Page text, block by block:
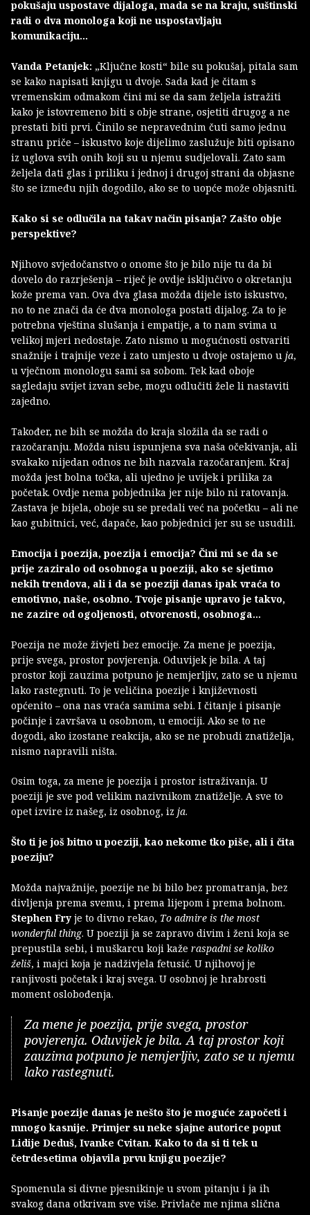
pokušaju uspostave dijaloga, mada se na kraju, suštinski
radi o dva monologa koji ne uspostavljaju
komunikaciju…
Vanda Petanjek: „Ključne kosti“ bile su pokušaj, pitala sam
se kako napisati knjigu u dvoje. Sada kad je čitam s
vremenskim odmakom čini mi se da sam željela istražiti
kako je istovremeno biti s obje strane, osjetiti drugog a ne
prestati biti prvi. Činilo se nepravednim čuti samo jednu
stranu priče – iskustvo koje dijelimo zaslužuje biti opisano
iz uglova svih onih koji su u njemu sudjelovali. Zato sam
željela dati glas i priliku i jednoj i drugoj strani da objasne
što se između njih dogodilo, ako se to uopće može objasniti.
Kako si se odlučila na takav način pisanja? Zašto obje
perspektive?
Njihovo svjedočanstvo o onome što je bilo nije tu da bi
dovelo do razrješenja – riječ je ovdje isključivo o okretanju
kože prema van. Ova dva glasa možda dijele isto iskustvo,
no to ne znači da će dva monologa postati dijalog. Za to je
potrebna vještina slušanja i empatije, a to nam svima u
velikoj mjeri nedostaje. Zato nismo u mogućnosti ostvariti
snažnije i trajnije veze i zato umjesto u dvoje ostajemo u ja,
u vječnom monologu sami sa sobom. Tek kad oboje
sagledaju svijet izvan sebe, mogu odlučiti žele li nastaviti
zajedno.
Također, ne bih se možda do kraja složila da se radi o
razočaranju. Možda nisu ispunjena sva naša očekivanja, ali
svakako nijedan odnos ne bih nazvala razočaranjem. Kraj
možda jest bolna točka, ali ujedno je uvijek i prilika za
početak. Ovdje nema pobjednika jer nije bilo ni ratovanja.
Zastava je bijela, oboje su se predali već na početku – ali ne
kao gubitnici, već, dapače, kao pobjednici jer su se usudili.
Emocija i poezija, poezija i emocija? Čini mi se da se
prije zaziralo od osobnoga u poeziji, ako se sjetimo
nekih trendova, ali i da se poeziji danas ipak vraća to
emotivno, naše, osobno. Tvoje pisanje upravo je takvo,
ne zazire od ogoljenosti, otvorenosti, osobnoga...
Poezija ne može živjeti bez emocije. Za mene je poezija,
prije svega, prostor povjerenja. Oduvijek je bila. A taj
prostor koji zauzima potpuno je nemjerljiv, zato se u njemu
lako rastegnuti. To je veličina poezije i književnosti
općenito – ona nas vraća samima sebi. I čitanje i pisanje
počinje i završava u osobnom, u emociji. Ako se to ne
dogodi, ako izostane reakcija, ako se ne probudi znatiželja,
nismo napravili ništa.
Osim toga, za mene je poezija i prostor istraživanja. U
poeziji je sve pod velikim nazivnikom znatiželje. A sve to
opet izvire iz našeg, iz osobnog, iz ja.
Što ti je još bitno u poeziji, kao nekome tko piše, ali i čita
poeziju?
Možda najvažnije, poezije ne bi bilo bez promatranja, bez
divljenja prema svemu, i prema lijepom i prema bolnom.
Stephen Fryje to divno rekao, To admire is the most
wonderful thing. U poeziji ja se zapravo divim i ženi koja se
prepustila sebi, i muškarcu koji kaže raspadni se koliko
želiš, i majci koja je nadživjela fetusić. U njihovoj je
ranjivosti početak i kraj svega. U osobnoj je hrabrosti
moment oslobođenja.
Za mene je poezija, prije svega, prostor
povjerenja. Oduvijek je bila. A taj prostor koji
zauzima potpuno je nemjerljiv, zato se u njemu
lako rastegnuti.
Pisanje poezije danas je nešto što je moguće započeti i
mnogo kasnije. Primjer su neke sjajne autorice poput
Lidije Deduš, Ivanke Cvitan. Kako to da si ti tek u
četrdesetima objavila prvu knjigu poezije?
Spomenula si divne pjesnikinje u svom pitanju i ja ih
svakog dana otkrivam sve više. Privlače me njima slična